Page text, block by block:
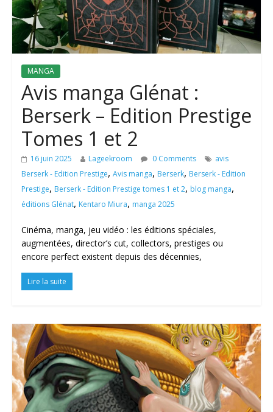
MANGA
Avis manga Glénat :
Berserk – Edition Prestige
Tomes 1 et 2
16 juin 2025 Lageekroom 0 Comments
avis
Berserk - Edition Prestige, Avis manga, Berserk, Berserk - Edition
Prestige, Berserk - Edition Prestige tomes 1 et 2, blog manga,
éditions Glénat, Kentaro Miura, manga 2025
Cinéma, manga, jeu vidéo : les éditions spéciales,
augmentées, director’s cut, collectors, prestiges ou
encore perfect existent depuis des décennies,
Lire la suite